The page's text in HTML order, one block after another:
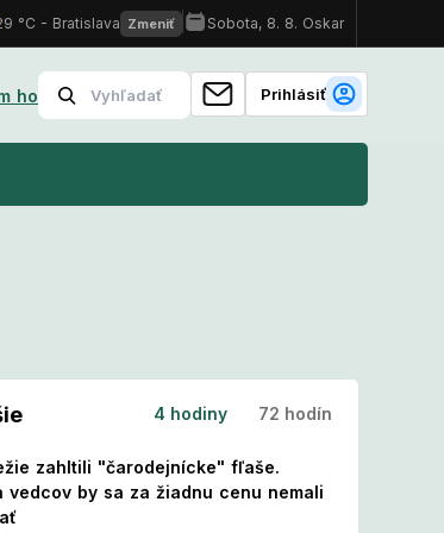
kalendár sviatkov: Tieto dni sa menia na pracovné! Čo
ho Prihlásiť
4 hodiny 72 hodín
zahltili "čarodejnícke" fľaše.
vedcov by sa za žiadnu cenu nemali